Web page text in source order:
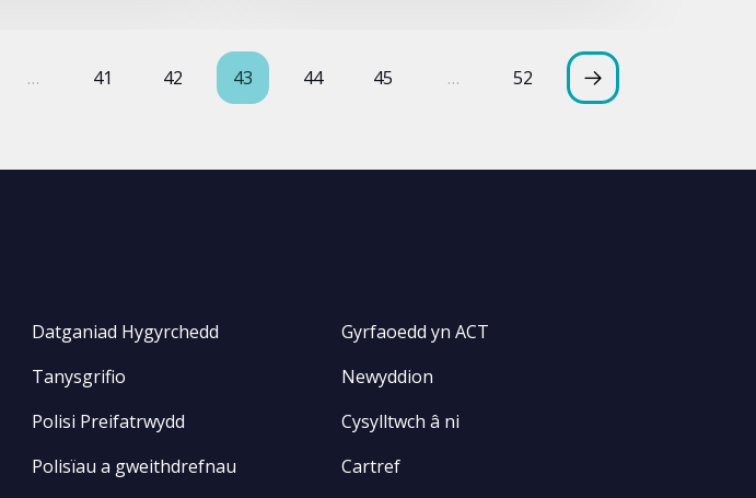
… 41 42 43 44 45 … 52
Datganiad Hygyrchedd
Tanysgrifio
Polisi Preifatrwydd
Polisïau a gweithdrefnau
Gyrfaoedd yn ACT
Newyddion
Cysylltwch â ni
Cartref